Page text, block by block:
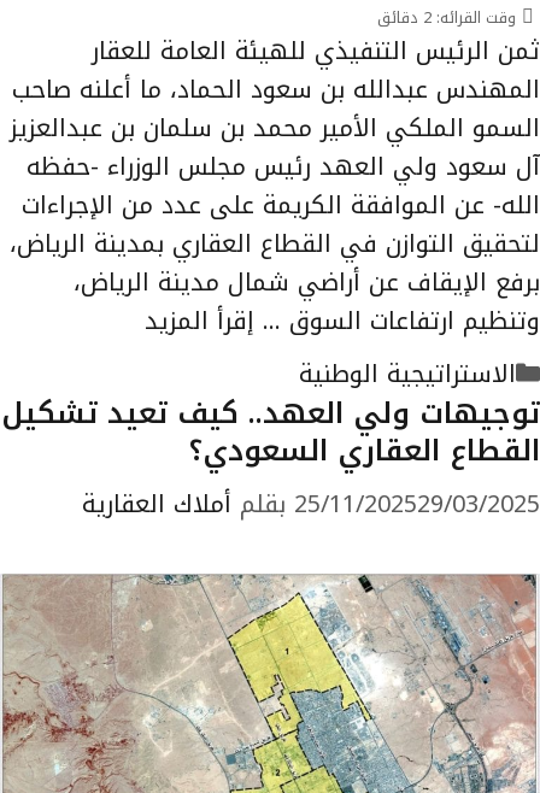
وقت القرائه: 2 دقائق
ثمن الرئيس التنفيذي للهيئة العامة للعقار
المهندس عبدالله بن سعود الحماد، ما أعلنه صاحب
السمو الملكي الأمير محمد بن سلمان بن عبدالعزيز
آل سعود ولي العهد رئيس مجلس الوزراء -حفظه
الله- عن الموافقة الكريمة على عدد من الإجراءات
لتحقيق التوازن في القطاع العقاري بمدينة الرياض،
برفع الإيقاف عن أراضي شمال مدينة الرياض،
وتنظيم ارتفاعات السوق … إقرأ المزيد
التصنيفات
الاستراتيجية الوطنية
توجيهات ولي العهد.. كيف تعيد تشكيل
القطاع العقاري السعودي؟
25/11/202529/03/2025 بقلم أملاك العقارية